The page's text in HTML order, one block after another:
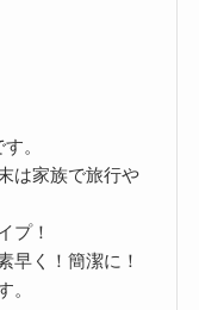
。
は家族で旅行や
プ！
早く！簡潔に！
。